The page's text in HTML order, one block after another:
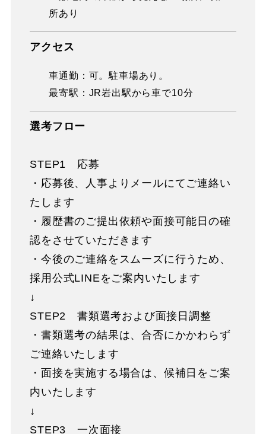
所あり
アクセス
車通勤：可。駐車場あり。
最寄駅：JR岩出駅から車で10分
選考フロー
STEP1 応募
・応募後、人事よりメールにてご連絡い
たします
・履歴書のご提出依頼や面接可能日の確
認をさせていただきます
・今後のご連絡をスムーズに行うため、
採用公式LINEをご案内いたします
↓
STEP2 書類選考および面接日調整
・書類選考の結果は、合否にかかわらず
ご連絡いたします
・面接を実施する場合は、候補日をご案
内いたします
↓
STEP3 一次面接